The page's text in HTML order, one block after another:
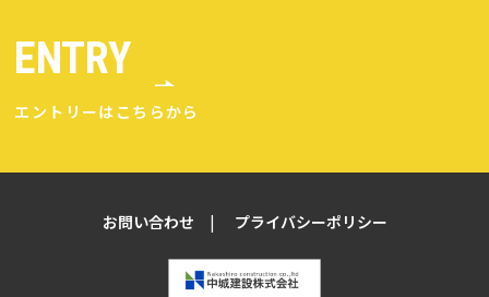
ENTRY
エントリーはこちらから
お問い合わせ プライバシーポリシー